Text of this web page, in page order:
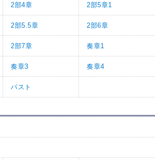
2部4章 2部5章1
2部5.5章 2部6章
2部7章 奏章1
奏章3 奏章4
パスト